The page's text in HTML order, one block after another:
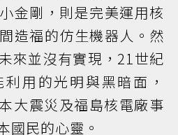
金剛，則是完美運用核
造福的仿生機器人。然
來並沒有實現，21世紀
用的光明與黑暗面，
大震災及福島核電廠事
國民的心靈。